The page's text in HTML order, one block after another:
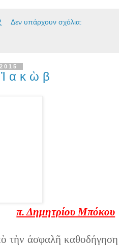
Δεν υπάρχουν σχόλια:
α κ ὼ β
π. Δη­μη­τρί­ου Μπό­κου
τὴν ἀ­σφα­λῆ κα­θο­δή­γη­ση